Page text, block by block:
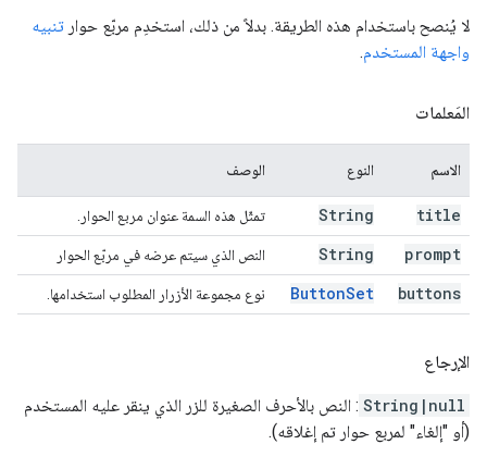
لا يُنصح باستخدام هذه الطريقة. بدلاً من ذلك، استخدِم مربّع حوار تنبيه
واجهة المستخدم.
المَعلمات
الاسم النوع الوصف
title
String تمثّل هذه السمة عنوان مربع الحوار.
prompt
String النص الذي سيتم عرضه في مربّع الحوار
buttons
ButtonSet نوع مجموعة الأزرار المطلوب استخدامها.
الإرجاع
String|null : النص بالأحرف الصغيرة للزر الذي ينقر عليه المستخدم
(أو "إلغاء" لمربع حوار تم إغلاقه).